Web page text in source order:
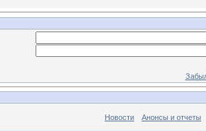
Новости Анонсы и отчеты